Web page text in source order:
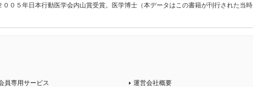
００５年日本行動医学会内山賞受賞。医学博士（本データはこの書籍が刊行された当時
員専用サービス 運営会社概要